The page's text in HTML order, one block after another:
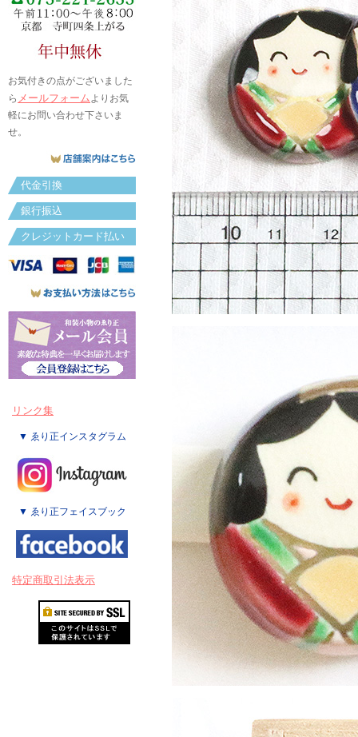
お気付きの点がございました
ら メールフォームよりお気
軽にお問い合わせ下さいま
せ。
代金引換
銀行振込
クレジットカード払い
リンク集
▼ ゑり正インスタグラム
▼ ゑり正フェイスブック
特定商取引法表示